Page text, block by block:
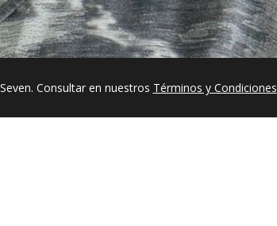
Consultar en nuestros Términos y Condiciones